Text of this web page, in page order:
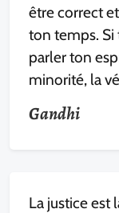
être correct
ton temps. Si
parler ton
minorité, la
Gandhi
La justice est